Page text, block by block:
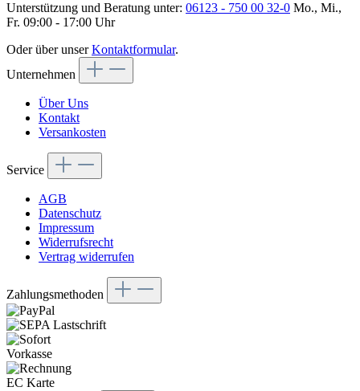
Unterstützung und Beratung unter: 06123 - 750 00 32-0 Mo., Mi.,
Fr. 09:00 - 17:00 Uhr
Oder über unserKontaktformular.
Unternehmen
Über Uns
Kontakt
Versankosten
Service
AGB
Datenschutz
Impressum
Widerrufsrecht
Vertrag widerrufen
Zahlungsmethoden
Vorkasse
EC Karte